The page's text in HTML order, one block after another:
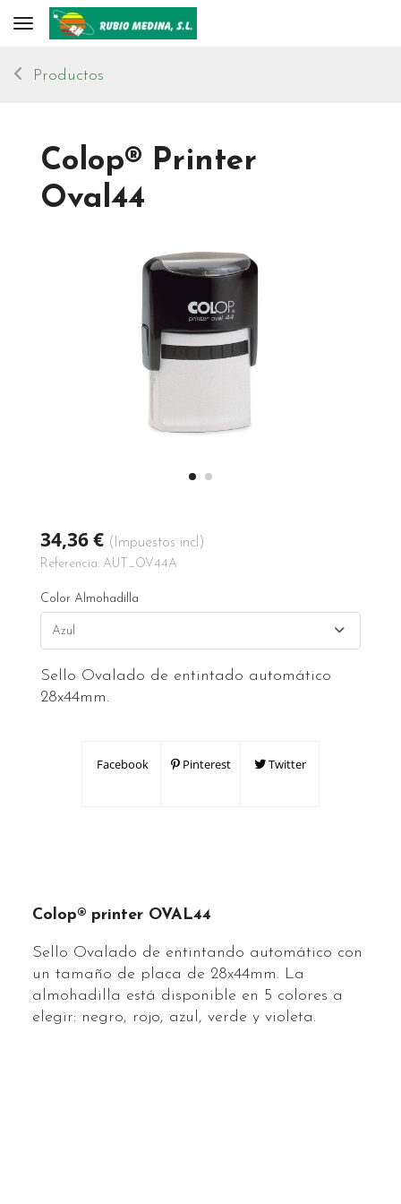
Toggle navigation
Productos
Colop® Printer
Oval44
34,36 € (Impuestos incl)
Referencia: AUT_OV44A
Color Almohadilla
Sello Ovalado de entintado automático
28x44mm.
Facebook Pinterest Twitter
Colop® printer OVAL44
Sello Ovalado de entintando automático con
un tamaño de placa de 28x44mm. La
almohadilla está disponible en 5 colores a
elegir: negro, rojo, azul, verde y violeta.